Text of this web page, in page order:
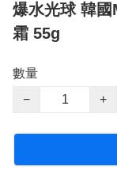
爆水光球 韓國
霜 55g
數量
−
+